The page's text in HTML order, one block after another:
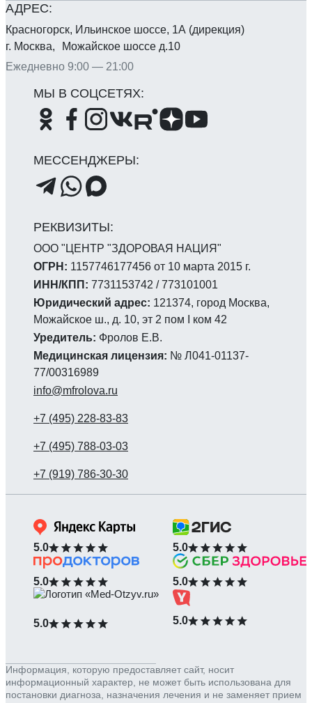
ООО "ЦЕНТР "ЗДОРОВАЯ НАЦИЯ"
ОГРН: 1157746177456 от 10 марта 2015 г.
ИНН/КПП: 7731153742 / 773101001
Юридический адрес: 121374, город Москва,
Можайское ш., д. 10, эт 2 пом I ком 42
Уредитель: Фролов Е.В.
Медицинская лицензия: № Л041-01137-
77/00316989
info@mfrolova.ru
Красногорск, Ильинское шоссе, 1А (дирекция)
г. Москва, Можайское шоссе д.10
Ежедневно 9:00 — 21:00
5.0 5.0
5.0 5.0
5.0 5.0
Информация, которую предоставляет сайт, носит
информационный характер, не может быть использована для
постановки диагноза, назначения лечения и не заменяет прием